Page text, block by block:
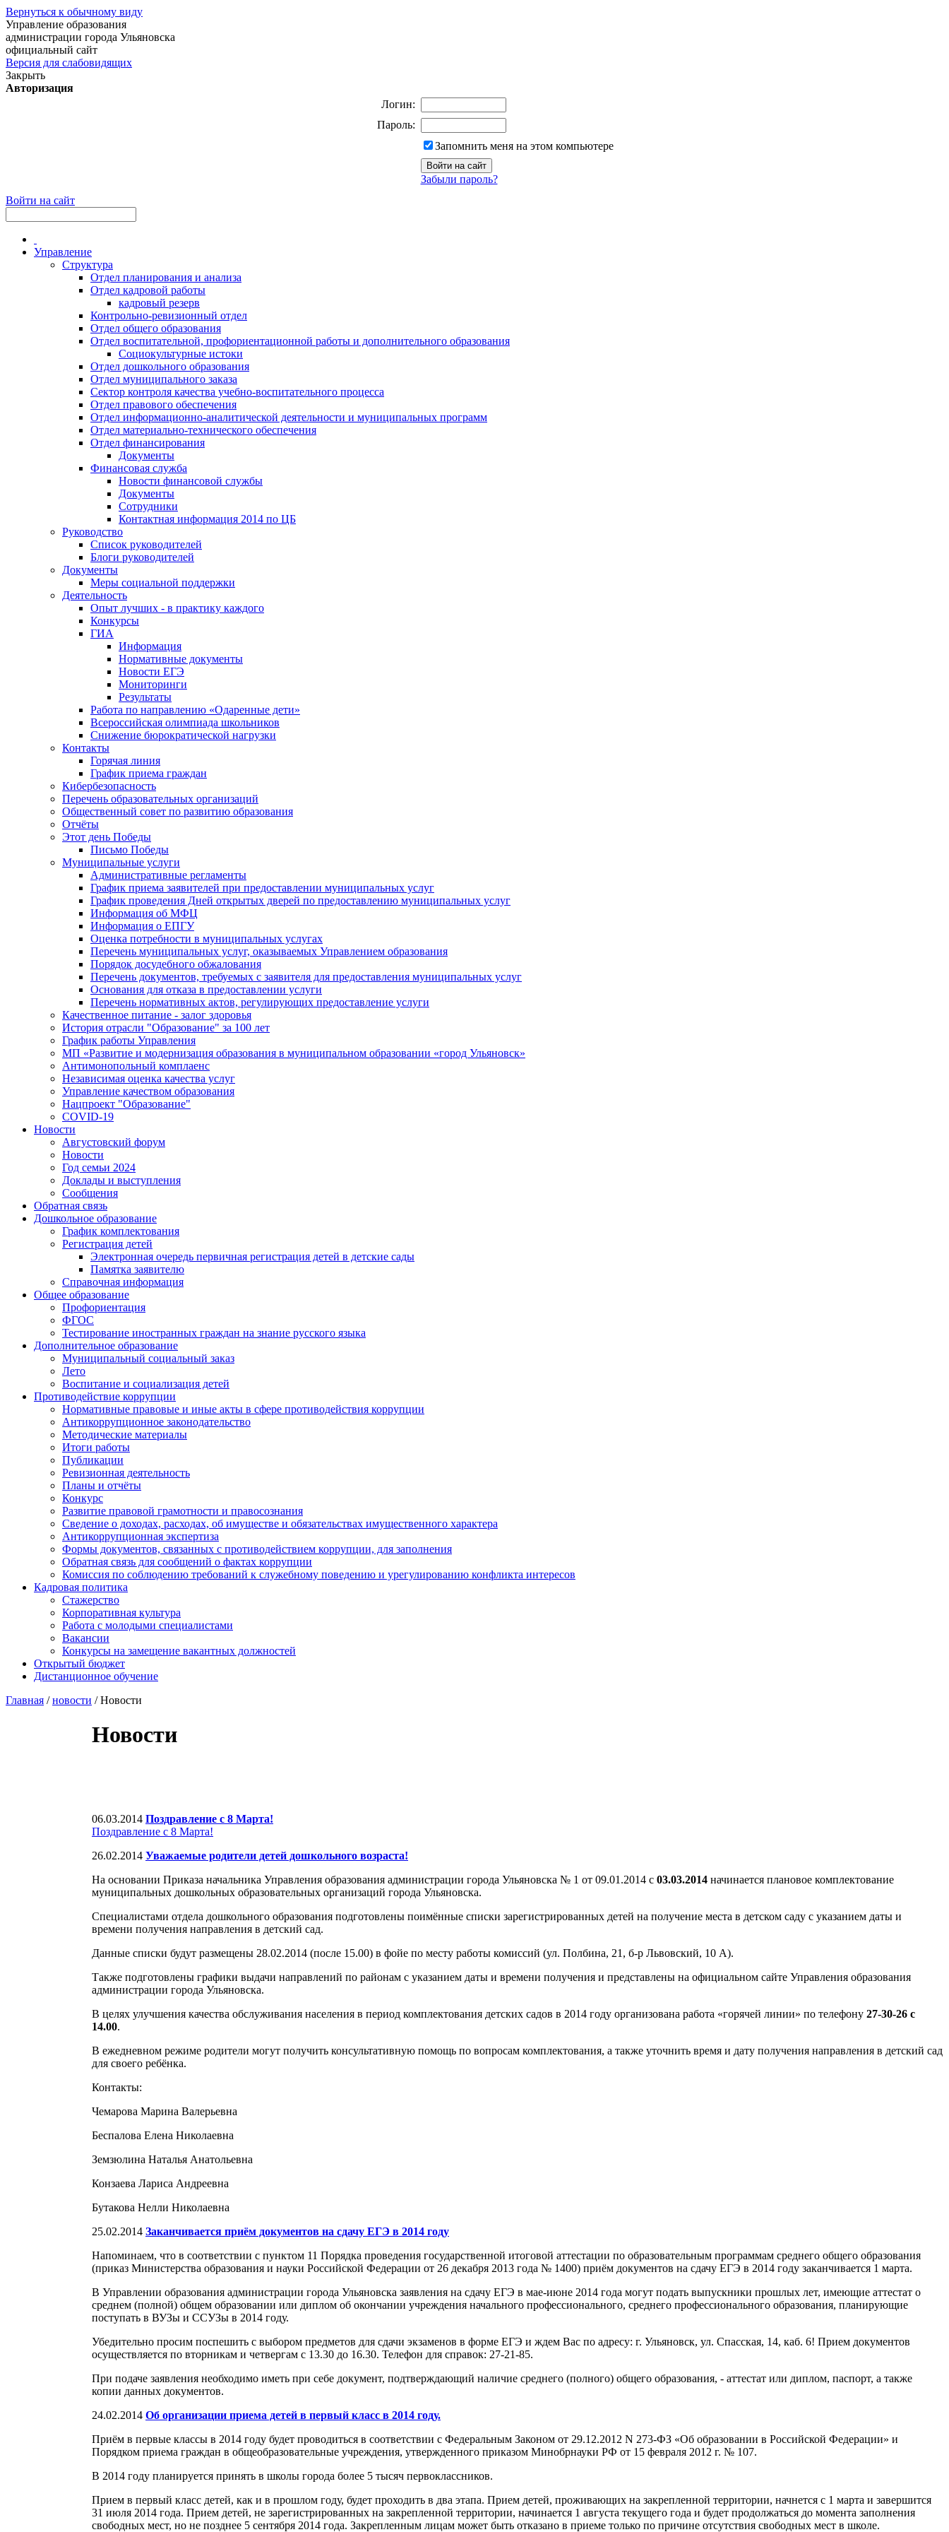
Вернуться к обычному виду
Управление образования
администрации города Ульяновска
официальный сайт
Версия для слабовидящих
Закрыть
Авторизация
Логин:
Пароль:
Запомнить меня на этом компьютере
Забыли пароль?
Войти на сайт
Управление
Структура
Отдел планирования и анализа
Отдел кадровой работы
кадровый резерв
Контрольно-ревизионный отдел
Отдел общего образования
Отдел воспитательной, профориентационной работы и дополнительного образования
Социокультурные истоки
Отдел дошкольного образования
Отдел муниципального заказа
Сектор контроля качества учебно-воспитательного процесса
Отдел правового обеспечения
Отдел информационно-аналитической деятельности и муниципальных программ
Отдел материально-технического обеспечения
Отдел финансирования
Документы
Финансовая служба
Новости финансовой службы
Документы
Сотрудники
Контактная информация 2014 по ЦБ
Руководство
Список руководителей
Блоги руководителей
Документы
Меры социальной поддержки
Деятельность
Опыт лучших - в практику каждого
Конкурсы
ГИА
Информация
Нормативные документы
Новости ЕГЭ
Мониторинги
Результаты
Работа по направлению «Одаренные дети»
Всероссийская олимпиада школьников
Снижение бюрократической нагрузки
Контакты
Горячая линия
График приема граждан
Кибербезопасность
Перечень образовательных организаций
Общественный совет по развитию образования
Отчёты
Этот день Победы
Письмо Победы
Mуниципальные услуги
Административные регламенты
График приема заявителей при предоставлении муниципальных услуг
График проведения Дней открытых дверей по предоставлению муниципальных услуг
Информация об МФЦ
Информация о ЕПГУ
Оценка потребности в муниципальных услугах
Перечень муниципальных услуг, оказываемых Управлением образования
Порядок досудебного обжалования
Перечень документов, требуемых с заявителя для предоставления муниципальных услуг
Основания для отказа в предоставлении услуги
Перечень нормативных актов, регулирующих предоставление услуги
Качественное питание - залог здоровья
История отрасли "Oбразованиe" за 100 лет
График работы Управления
МП «Развитие и модернизация образования в муниципальном образовании «город Ульяновск»
Антимонопольный комплаенс
Независимая оценка качества услуг
Управление качеством образования
Нацпроект "Образование"
COVID-19
Новости
Августовский форум
Новости
Год семьи 2024
Доклады и выступления
Сообщения
Обратная связь
Дошкольное образование
График комплектования
Регистрация детей
Электронная очередь первичная регистрация детей в детские сады
Памятка заявителю
Справочная информация
Общее образование
Профориентация
ФГОС
Тестирование иностранных граждан на знание русского языка
Дополнительное образование
Муниципальный социальный заказ
Лето
Воспитание и социализация детей
Противодействие коррупции
Нормативные правовые и иные акты в сфере противодействия коррупции
Антикоррупционное законодательство
Методические материалы
Итоги работы
Публикации
Ревизионная деятельность
Планы и отчёты
Конкурс
Развитие правовой грамотности и правосознания
Сведение о доходах, расходах, об имуществе и обязательствах имущественного характера
Антикоррупционная экспертиза
Формы документов, связанных с противодействием коррупции, для заполнения
Обратная связь для сообщений о фактах коррупции
Комиссия по соблюдению требований к служебному поведению и урегулированию конфликта интересов
Кадровая политика
Стажерство
Корпоративная культура
Работа с молодыми специалистами
Вакансии
Конкурсы на замещение вакантных должностей
Открытый бюджет
Дистанционное обучение
Главная /новости / Новости
Новости
06.03.2014 Поздравление с 8 Марта!
Поздравление с 8 Марта!
26.02.2014 Уважаемые родители детей дошкольного возраста!
На основании Приказа начальника Управления образования администрации города Ульяновска № 1 от 09.01.2014 с 03.03.2014 начинается плановое комплектование
муниципальных дошкольных образовательных организаций города Ульяновска.
Специалистами отдела дошкольного образования подготовлены поимённые списки зарегистрированных детей на получение места в детском саду с указанием даты и
времени получения направления в детский сад.
Данные списки будут размещены 28.02.2014 (после 15.00) в фойе по месту работы комиссий (ул. Полбина, 21, б-р Львовский, 10 А).
Также подготовлены графики выдачи направлений по районам с указанием даты и времени получения и представлены на официальном сайте Управления образования
администрации города Ульяновска.
В целях улучшения качества обслуживания населения в период комплектования детских садов в 2014 году организована работа «горячей линии» по телефону 27-30-26 с
14.00.
В ежедневном режиме родители могут получить консультативную помощь по вопросам комплектования, а также уточнить время и дату получения направления в детский сад
для своего ребёнка.
Контакты:
Чемарова Марина Валерьевна
Беспалова Елена Николаевна
Земзюлина Наталья Анатольевна
Конзаева Лариса Андреевна
Бутакова Нелли Николаевна
25.02.2014 Заканчивается приём документов на сдачу ЕГЭ в 2014 году
Напоминаем, что в соответствии с пунктом 11 Порядка проведения государственной итоговой аттестации по образовательным программам среднего общего образования
(приказ Министерства образования и науки Российской Федерации от 26 декабря 2013 года № 1400) приём документов на сдачу ЕГЭ в 2014 году заканчивается 1 марта.
В Управлении образования администрации города Ульяновска заявления на сдачу ЕГЭ в мае-июне 2014 года могут подать выпускники прошлых лет, имеющие аттестат о
среднем (полной) общем образовании или диплом об окончании учреждения начального профессионального, среднего профессионального образования, планирующие
поступать в ВУЗы и ССУЗы в 2014 году.
Убедительно просим поспешить с выбором предметов для сдачи экзаменов в форме ЕГЭ и ждем Вас по адресу: г. Ульяновск, ул. Спасская, 14, каб. 6! Прием документов
осуществляется по вторникам и четвергам с 13.30 до 16.30. Телефон для справок: 27-21-85.
При подаче заявления необходимо иметь при себе документ, подтверждающий наличие среднего (полного) общего образования, - аттестат или диплом, паспорт, а также
копии данных документов.
24.02.2014 Об организации приема детей в первый класс в 2014 году.
Приём в первые классы в 2014 году будет проводиться в соответствии с Федеральным Законом от 29.12.2012 N 273-ФЗ «Об образовании в Российской Федерации» и
Порядком приема граждан в общеобразовательные учреждения, утвержденного приказом Минобрнауки РФ от 15 февраля 2012 г. № 107.
В 2014 году планируется принять в школы города более 5 тысяч первоклассников.
Прием в первый класс детей, как и в прошлом году, будет проходить в два этапа. Прием детей, проживающих на закрепленной территории, начнется с 1 марта и завершится
31 июля 2014 года. Прием детей, не зарегистрированных на закрепленной территории, начинается 1 августа текущего года и будет продолжаться до момента заполнения
свободных мест, но не позднее 5 сентября 2014 года. Закрепленным лицам может быть отказано в приеме только по причине отсутствия свободных мест в школе.